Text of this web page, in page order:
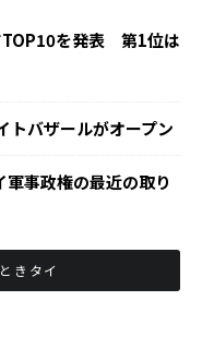
を発表 第1位は
トバザールがオープン
事政権の最近の取り
きタイ